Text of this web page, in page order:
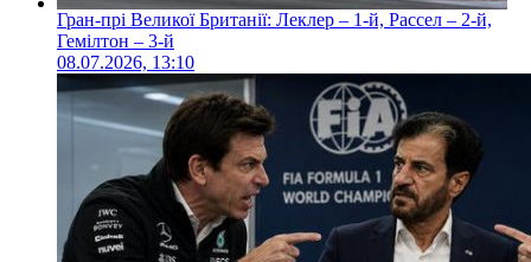
Гран-прі Великої Британії: Леклер – 1-й, Рассел – 2-й,
Гемілтон – 3-й
08.07.2026, 13:10